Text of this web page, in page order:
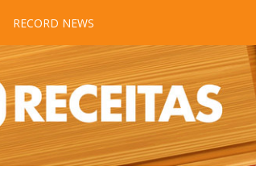
RECORD NEWS